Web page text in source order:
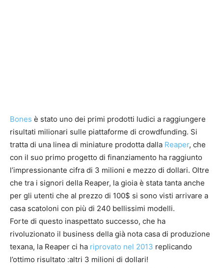
Bones è stato uno dei primi prodotti ludici a raggiungere
risultati milionari sulle piattaforme di crowdfunding. Si
tratta di una linea di miniature prodotta dalla Reaper, che
con il suo primo progetto di finanziamento ha raggiunto
l’impressionante cifra di 3 milioni e mezzo di dollari. Oltre
che tra i signori della Reaper, la gioia è stata tanta anche
per gli utenti che al prezzo di 100$ si sono visti arrivare a
casa scatoloni con più di 240 bellissimi modelli.
Forte di questo inaspettato successo, che ha
rivoluzionato il business della già nota casa di produzione
texana, la Reaper ci ha riprovato nel 2013 replicando
l’ottimo risultato :altri 3 milioni di dollari!